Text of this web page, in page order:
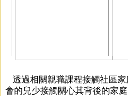
透過相關親職課程接觸社區
會的兒少接觸關心其背後的家